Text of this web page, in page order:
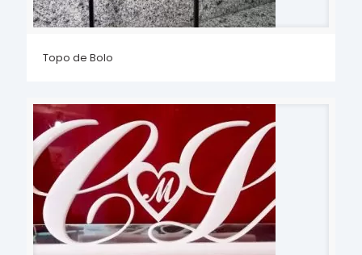
Topo de Bolo